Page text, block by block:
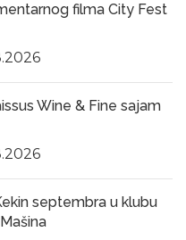
filma City Fest
Wine & Fine sajam
septembra u klubu